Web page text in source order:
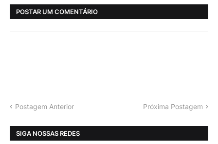
POSTAR UM COMENTÁRIO
Postagem Anterior Próxima Postagem
SIGA NOSSAS REDES